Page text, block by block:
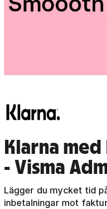
Klarna med
- Visma
Lägger du mycket tid
inbetalningar mot